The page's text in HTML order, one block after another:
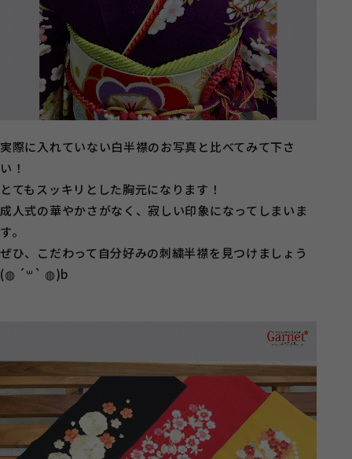
実際に入れていない白半襟のお写真と比べてみて下さ
い！
とてもスッキリとした胸元になります！
成人式の華やかさがなく、寂しい印象になってしまいま
す。
ぜひ、こだわって自分好みの刺繍半襟を見つけましょう
(◍ ´꒳` ◍)b